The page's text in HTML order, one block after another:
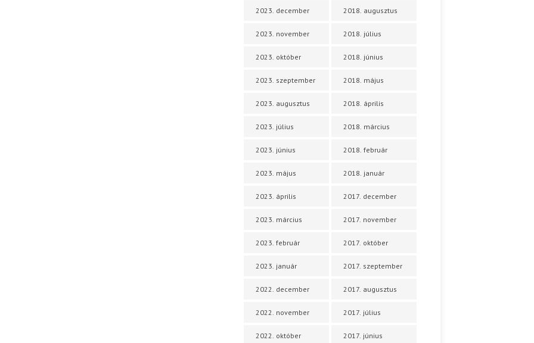
2023. december
2023. november
2023. október
2023. szeptember
2023. augusztus
2023. július
2023. június
2023. május
2023. április
2023. március
2023. február
2023. január
2022. december
2022. november
2022. október
2018. augusztus
2018. július
2018. június
2018. május
2018. április
2018. március
2018. február
2018. január
2017. december
2017. november
2017. október
2017. szeptember
2017. augusztus
2017. július
2017. június